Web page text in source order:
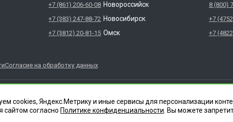
+7 (861) 206-60-08 Новороссийск
+7 (383) 247-88-72 Новосибирск
+7 (3812) 20-81-15 Омск
8 (800)
+7
+7
Согласие на обработку данных
ООО "СЛУЖБА ДЕЗИНФЕКЦИИ" 620012 СВЕРДЛОВСКАЯ ОБЛАСТЬ
1196658010020
Лицензия 66.01.35.003.Л.00046.12.24 (ЕРУЛ №Л064-00111-66/
cookies, Яндекс.Метрику и иные сервисы для персонализации
сайтом согласно Политике конфиденциальности . Вы можете